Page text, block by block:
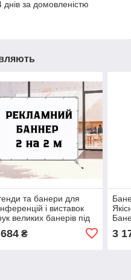
за домовленістю
та банери для
і виставок
великих банерів під
₴
3
3